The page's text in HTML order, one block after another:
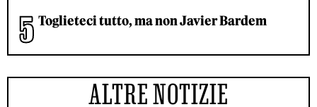
Toglieteci tutto, ma non Javier Bardem
ALTRE NOTIZIE